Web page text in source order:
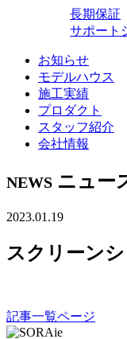
長期保証
サポート
お知らせ
モデルハウス
施工実績
プロダクト
スタッフ紹介
会社情報
NEWS ニュー
2023.01.19
スクリーンシ
記事一覧ページ